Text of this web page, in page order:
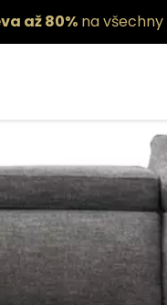
až 80% na